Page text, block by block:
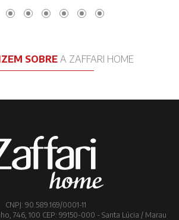
SOBRE A ZAFFARI HOME
CNPJ: 90.589.169/0001-11
746, 100 CEP: 99150-000 - Santa Lúcia / Marau